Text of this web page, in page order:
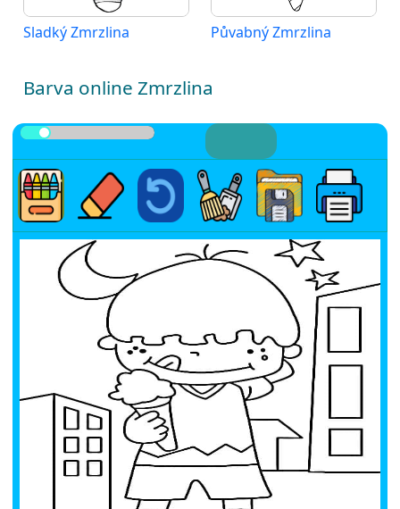
Sladký Zmrzlina Půvabný Zmrzlina
Barva online Zmrzlina